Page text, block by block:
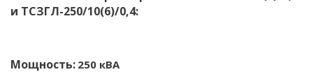
и ТСЗГЛ-250/10(6)/0,4:
Мощность: 250 кВА